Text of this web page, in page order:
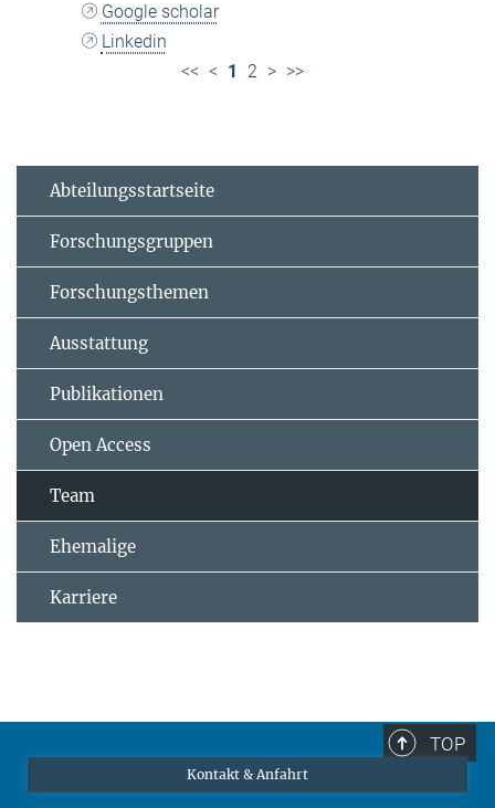
Google scholar
Linkedin
<< < 1 2 > >>
Abteilungsstartseite
Forschungsgruppen
Forschungsthemen
Ausstattung
Publikationen
Open Access
Team
Ehemalige
Karriere
TOP
Kontakt & Anfahrt